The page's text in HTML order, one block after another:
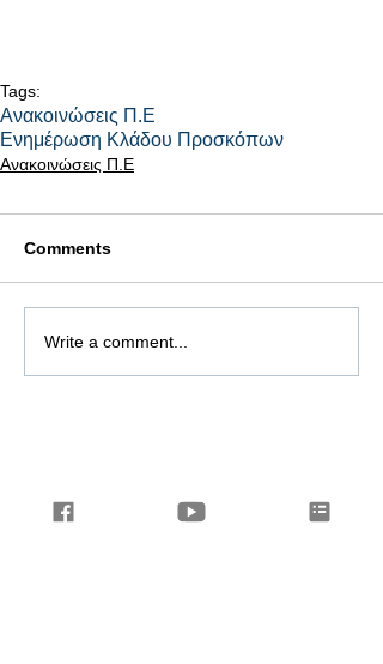
Tags:
Ανακοινώσεις Π.Ε
Ενημέρωση Κλάδου Προσκόπων
Ανακοινώσεις Π.Ε
Comments
Write a comment...